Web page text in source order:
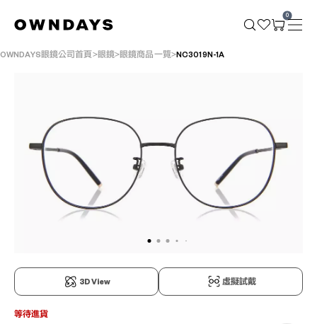
0
OWNDAYS眼鏡公司首頁 眼鏡 眼鏡商品一覽 NC3019N-1A
3D View 虛擬試戴
等待進貨